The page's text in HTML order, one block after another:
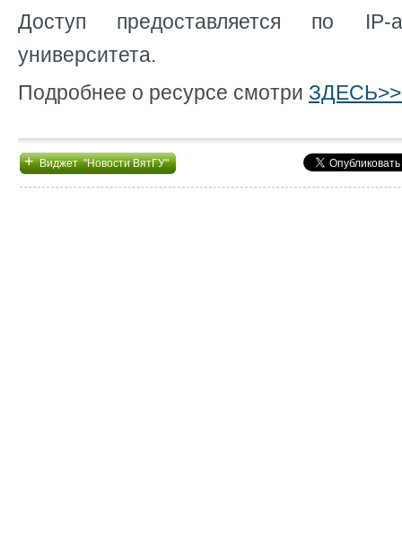
Доступ предоставляется по
университета.
Подробнее о ресурсе смотри
+Виджет "Новости ВятГУ"